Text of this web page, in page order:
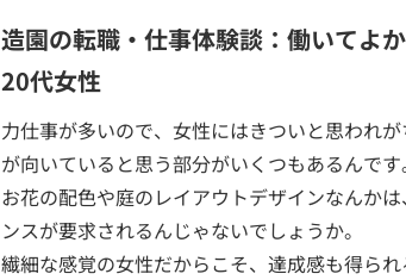
造園の転職・仕事体験談：働いてよ
20代女性
力仕事が多いので、女性にはきついと思われ
が向いていると思う部分がいくつもあるんです
お花の配色や庭のレイアウトデザインなんか
ンスが要求されるんじゃないでしょうか。
繊細な感覚の女性だからこそ、達成感も得られ